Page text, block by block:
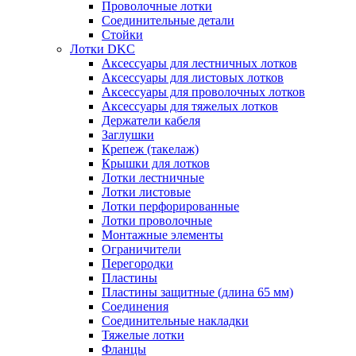
Проволочные лотки
Соединительные детали
Стойки
Лотки DKC
Аксессуары для лестничных лотков
Аксессуары для листовых лотков
Аксессуары для проволочных лотков
Аксессуары для тяжелых лотков
Держатели кабеля
Заглушки
Крепеж (такелаж)
Крышки для лотков
Лотки лестничные
Лотки листовые
Лотки перфорированные
Лотки проволочные
Монтажные элементы
Ограничители
Перегородки
Пластины
Пластины защитные (длина 65 мм)
Соединения
Соединительные накладки
Тяжелые лотки
Фланцы